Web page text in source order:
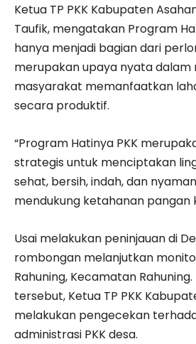
Ketua TP PKK Kabupaten
Taufik, mengatakan Program
hanya menjadi bagian dari
merupakan upaya nyata dalam
masyarakat memanfaatkan
secara produktif.
“Program Hatinya PKK
strategis untuk menciptakan
sehat, bersih, indah, dan
mendukung ketahanan pangan
Usai melakukan peninjauan di
rombongan melanjutkan
Rahuning, Kecamatan
tersebut, Ketua TP PKK
melakukan pengecekan
administrasi PKK desa.